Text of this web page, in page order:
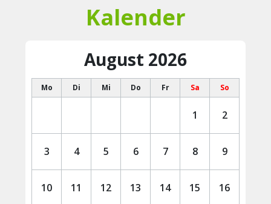
Kalender
August 2026
Mo Di Mi Do Fr Sa So
1 2
3 4 5 6 7 8 9
10 11 12 13 14 15 16